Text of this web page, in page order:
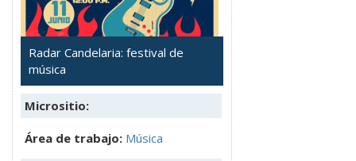
Radar Candelaria: festival de
música
Micrositio:
Área de trabajo: Música